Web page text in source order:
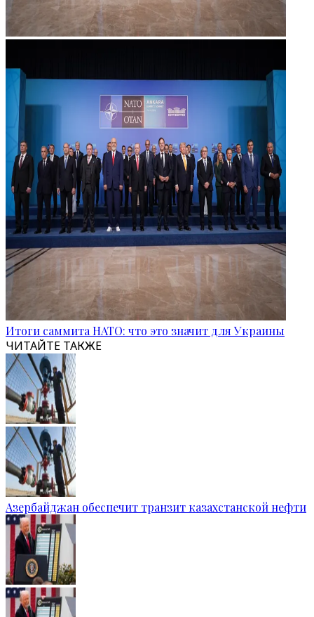
Итоги саммита НАТО: что это значит для Украины
ЧИТАЙТЕ ТАКЖЕ
Азербайджан обеспечит транзит казахстанской нефти